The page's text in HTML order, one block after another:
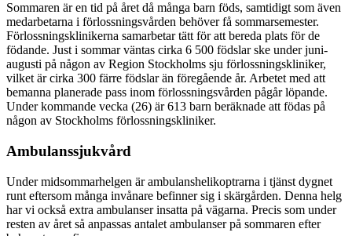
Sommaren är en tid på året då många barn föds, samtidigt som även
medarbetarna i förlossningsvården behöver få sommarsemester.
Förlossningsklinikerna samarbetar tätt för att bereda plats för de
födande. Just i sommar väntas cirka 6 500 födslar ske under juni-
augusti på någon av Region Stockholms sju förlossningskliniker,
vilket är cirka 300 färre födslar än föregående år. Arbetet med att
bemanna planerade pass inom förlossningsvården pågår löpande.
Under kommande vecka (26) är 613 barn beräknade att födas på
någon av Stockholms förlossningskliniker.
Ambulanssjukvård
Under midsommarhelgen är ambulanshelikoptrarna i tjänst dygnet
runt eftersom många invånare befinner sig i skärgården. Denna helg
har vi också extra ambulanser insatta på vägarna. Precis som under
resten av året så anpassas antalet ambulanser på sommaren efter